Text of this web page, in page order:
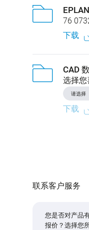
76
下载
CAD
选择您
下载
联系客户服务
您是否对产品
报价？选择您